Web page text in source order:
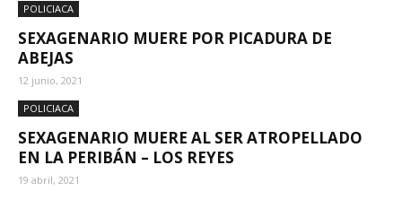
POLICIACA
SEXAGENARIO MUERE POR PICADURA DE
ABEJAS
12 junio, 2021
POLICIACA
SEXAGENARIO MUERE AL SER ATROPELLADO
EN LA PERIBÁN – LOS REYES
19 abril, 2021